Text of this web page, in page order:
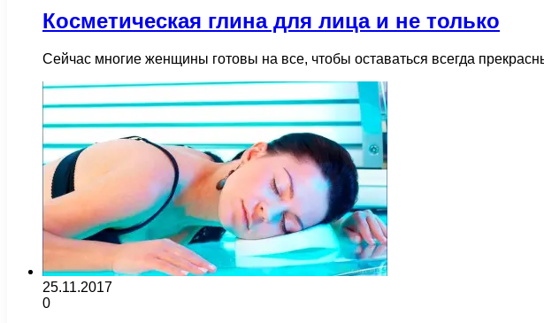
Косметическая глина для лица и не только
Сейчас многие женщины готовы на все, чтобы оставаться всегда
25.11.2017
0